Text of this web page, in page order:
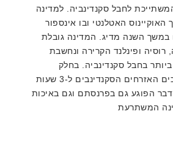
לחבל סקנדינביה. למדינה
האוקיינוס האטלנטי ובו אינספור
במשך השנה מדיג. המדינה גובלת
ופינלנד הקרירה ונחשבת
בחבל סקנדינביה. בחלק
מתקופות השנה, זוכים האזרחים הסקנדינבים ל-3 שעות
הפוגע גם בפרנסתם וגם באיכות
המשתרעת